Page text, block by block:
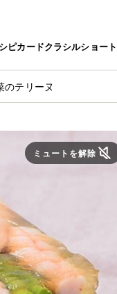
ピカードクラシルショート
のテリーヌ
ミュートを解除